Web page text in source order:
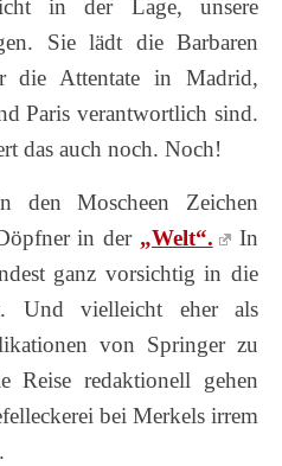
in der Lage, unsere
Sie lädt die Barbaren
die Attentate in Madrid,
Paris verantwortlich sind.
das auch noch. Noch!
den Moscheen Zeichen
in der „Welt“.
In
ganz vorsichtig in die
Und vielleicht eher als
von Springer zu
Reise redaktionell gehen
bei Merkels irrem